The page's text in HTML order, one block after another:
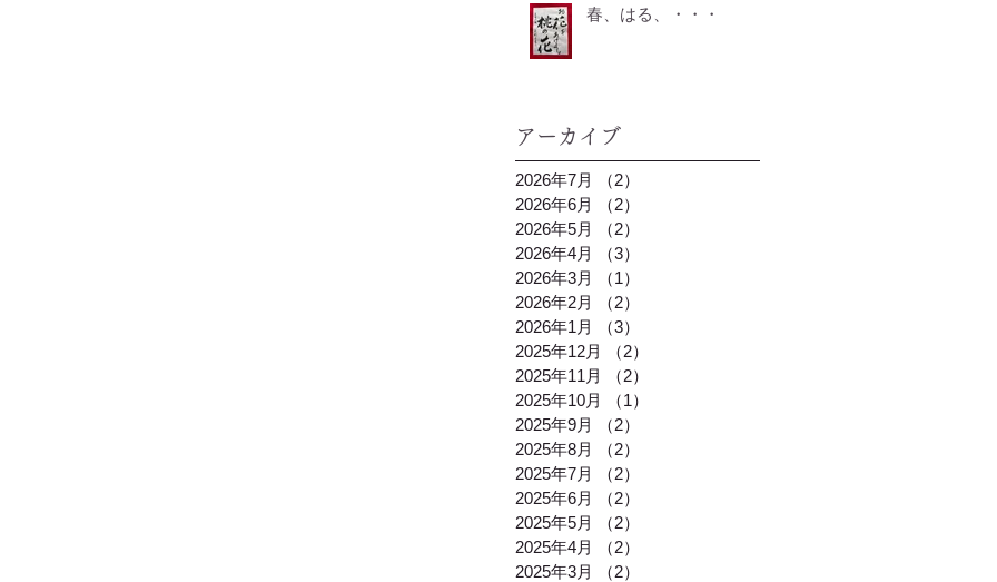
春、はる、・・・
アーカイブ
2026年7月 （2）
2026年6月
（2）
2026年5月
（2）
2026年4月
（3）
2026年3月
（1）
2026年2月
（2）
2026年1月
（3）
2025年12月
（2）
2025年11月
（2）
2025年10月
（1）
2025年9月
（2）
2025年8月
（2）
2025年7月
（2）
2025年6月
（2）
2025年5月
（2）
2025年4月
（2）
2025年3月
（2）